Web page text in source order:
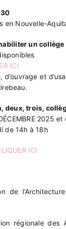
en Nouvelle-
un collège
ICI
d’ouvrage et
deux, trois,
2025
de 14h à 18h
ICI
de
régionale des